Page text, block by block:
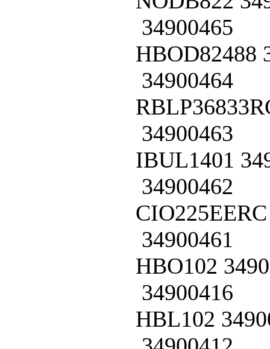
34900465
HBOD82488
34900464
34900463
IBUL1401
34900462
CIO225EERC
34900461
HBO102
34900416
HBL102